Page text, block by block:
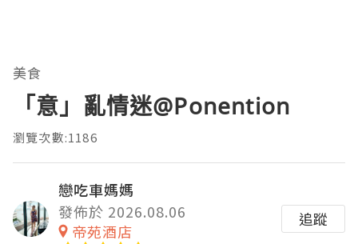
美食
「意」亂情迷@Ponention
瀏覽次數:1186
戀吃車媽媽
發佈於 2026.08.06
帝苑酒店
追蹤